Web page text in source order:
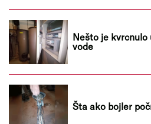
Nešto je kvrcnulo
vode
Šta ako bojler